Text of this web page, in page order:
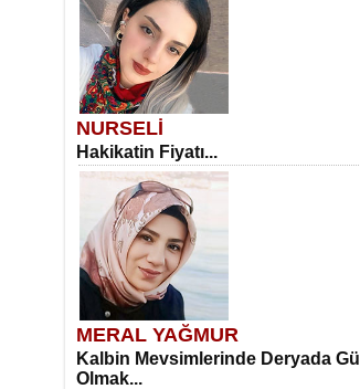
NURSELİ
Hakikatin Fiyatı...
MERAL YAĞMUR
Kalbin Mevsimlerinde Deryada Gül
Olmak...